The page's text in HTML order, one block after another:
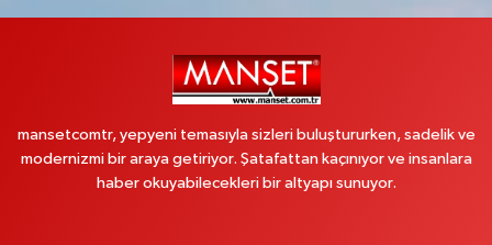
mansetcomtr, yepyeni temasıyla sizleri buluştururken, sadelik ve
modernizmi bir araya getiriyor. Şatafattan kaçınıyor ve insanlara
haber okuyabilecekleri bir altyapı sunuyor.